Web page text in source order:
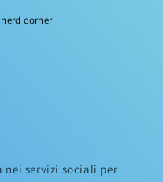
nerd corner
nei servizi sociali per